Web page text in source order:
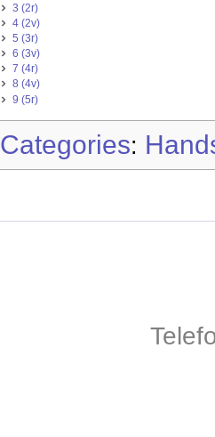
3 (2r)
4 (2v)
5 (3r)
6 (3v)
7 (4r)
8 (4v)
9 (5r)
Categories: